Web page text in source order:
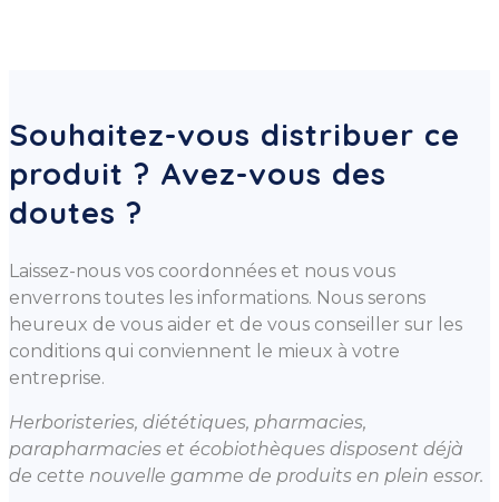
Souhaitez-vous distribuer ce
produit ? Avez-vous des
doutes ?
Laissez-nous vos coordonnées et nous vous
enverrons toutes les informations. Nous serons
heureux de vous aider et de vous conseiller sur les
conditions qui conviennent le mieux à votre
entreprise.
Herboristeries, diététiques, pharmacies,
parapharmacies et écobiothèques disposent déjà
de cette nouvelle gamme de produits en plein essor.